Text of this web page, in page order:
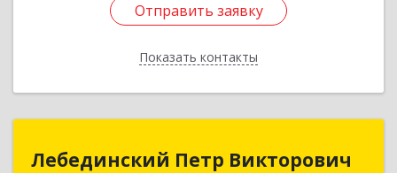
Отправить заявку
Показать контакты
Отправить заявку
Назад
Лебединский Петр Викторович
Лебединский Петр Викторович